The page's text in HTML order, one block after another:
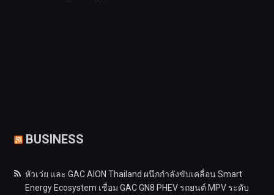
BUSINESS
หัวเว่ย และ GAC AION Thailand ผนึกกำลังขับเคลื่อน Smart
Energy Ecosystem เชื่อม GAC GN8 PHEV รถยนต์ MPV ระดับ